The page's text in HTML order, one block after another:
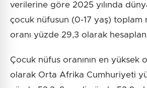
verilerine göre 2025 yılında
çocuk nüfusun (0-17 yaş) toplam
oranı yüzde 29,3 olarak
Çocuk nüfus oranının en yüksek
olarak Orta Afrika Cumhuriyeti